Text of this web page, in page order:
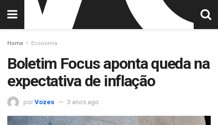
Home Economia
Boletim Focus aponta queda na
expectativa de inflação
por Vozes 3 anos ago